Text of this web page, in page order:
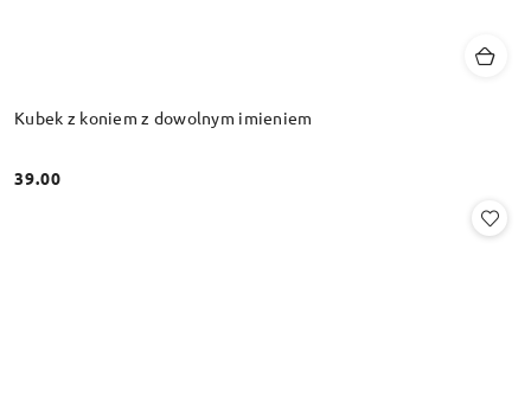
Kubek z koniem z dowolnym imieniem
Cena:
39.00